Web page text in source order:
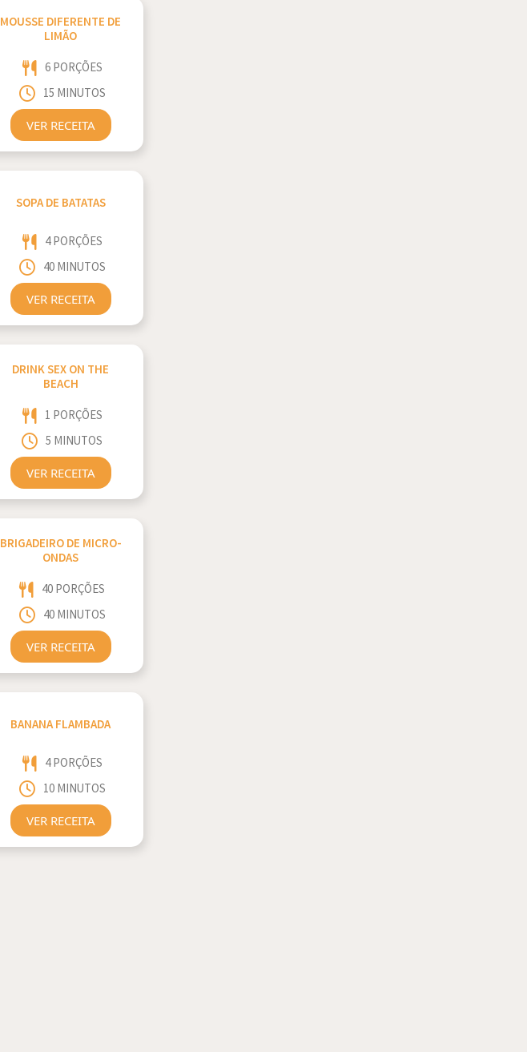
MOUSSE DIFERENTE DE
LIMÃO
6 PORÇÕES
15 MINUTOS
VER RECEITA
SOPA DE BATATAS
4 PORÇÕES
40 MINUTOS
VER RECEITA
DRINK SEX ON THE
BEACH
1 PORÇÕES
5 MINUTOS
VER RECEITA
BRIGADEIRO DE MICRO-
ONDAS
40 PORÇÕES
40 MINUTOS
VER RECEITA
BANANA FLAMBADA
4 PORÇÕES
10 MINUTOS
VER RECEITA